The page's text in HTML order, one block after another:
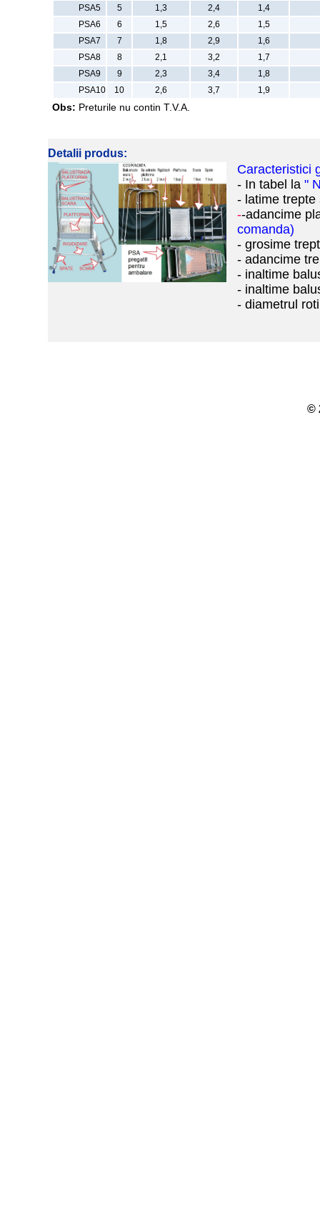
PSA5
5 1,3 2,4 1,4
PSA6
6 1,5 2,6 1,5
PSA7
7 1,8 2,9 1,6
PSA8
8 2,1 3,2 1,7
PSA9
9 2,3 3,4 1,8
PSA10
10 2,6 3,7 1,9
Obs: Preturile nu contin T.V.A.
Detalii produs:
Caracteristici
- In tabel la "
- latime trepte
--adancime
comanda)
- grosime
- adancime
- inaltime
- inaltime
- diametrul
©